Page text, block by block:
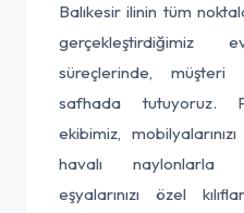
Balıkesir ilinin tüm
süreçlerinde,
safhada tutuyoruz.
ekibimiz,
havalı naylonlarla
eşyalarınızı özel